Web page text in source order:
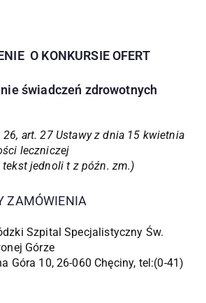
O KONKURSIE OFERT
świadczeń zdrowotnych
art. 27 Ustawy z dnia 15 kwietnia
leczniczej
tekst jednoli t z późn. zm.)
ZAMÓWIENIA
Szpital Specjalistyczny Św.
Górze
Góra 10, 26-060 Chęciny, tel:(0-41)